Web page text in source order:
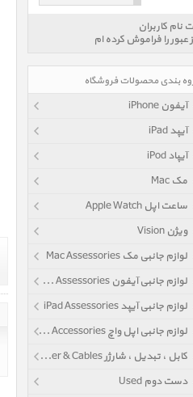
نام کاربران
عبور را فراموش کرده ام
بندی محصولات فروشگاه
آیفون iPhone
آیپد iPad
آیپاد iPod
مک Mac
ساعت اپل Apple Watch
ویژن Vision
لوازم جانبی مک Mac Assessories
لوازم جانبی آیفون iPhone Assessories
لوازم جانبی آیپد iPad Assessories
لوازم جانبی اپل واچ Apple Watch Accessories
کابل ، تبدیل ، شارژر Power & Cables
دست دوم Used